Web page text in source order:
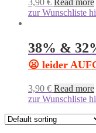
zur Wunschliste
38% &
😦 leider
3,90 € Read more
zur Wunschliste